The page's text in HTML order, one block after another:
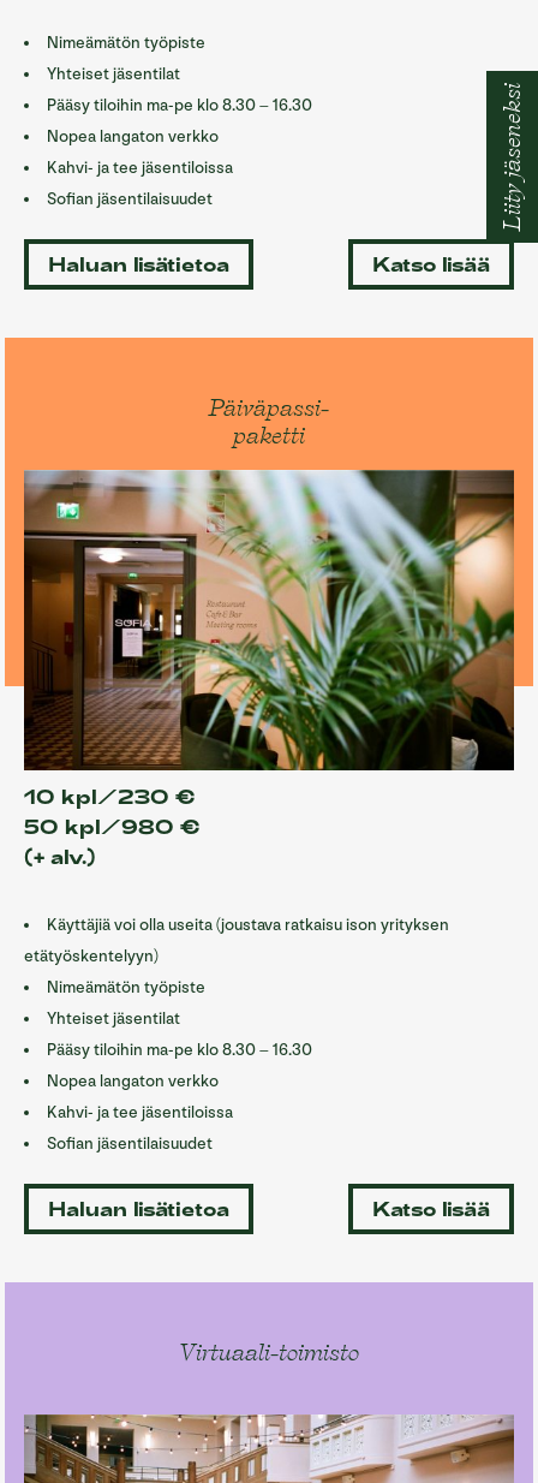
Liity jäseneksi
Nimeämätön työpiste
Yhteiset jäsentilat
Pääsy tiloihin ma-pe klo 8.30 – 16.30
Nopea langaton verkko
Kahvi- ja tee jäsentiloissa
Sofian jäsentilaisuudet
Haluan lisätietoa Katso lisää
Päiväpassi-
paketti
10 kpl/230 €
50 kpl/980 €
(+ alv.)
Käyttäjiä voi olla useita (joustava ratkaisu ison yrityksen
etätyöskentelyyn)
Nimeämätön työpiste
Yhteiset jäsentilat
Pääsy tiloihin ma-pe klo 8.30 – 16.30
Nopea langaton verkko
Kahvi- ja tee jäsentiloissa
Sofian jäsentilaisuudet
Haluan lisätietoa Katso lisää
Virtuaali-toimisto